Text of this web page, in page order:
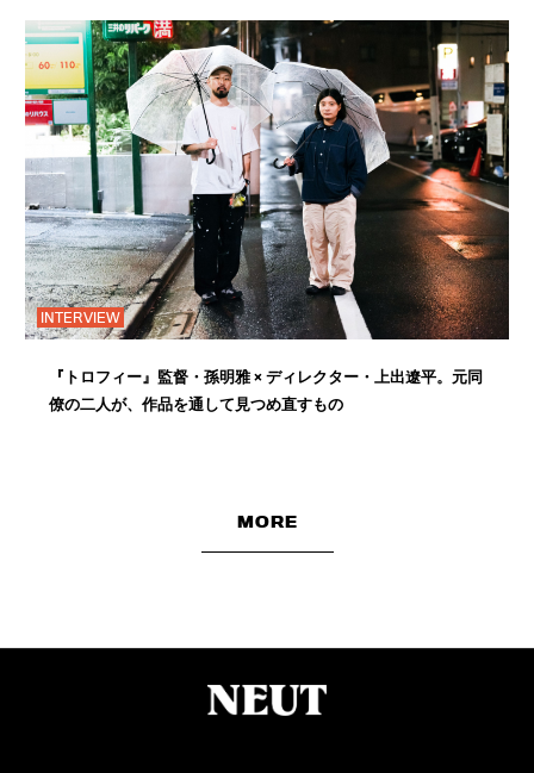
INTERVIEW
『トロフィー』監督・孫明雅 × ディレクター・上出遼平。元同
僚の二人が、作品を通して見つめ直すもの
MORE